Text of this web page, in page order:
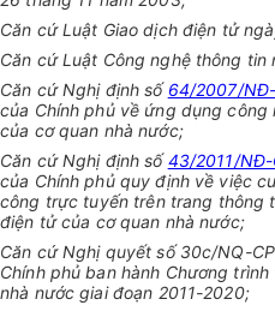
Căn cứ Luật Giao dịch điện tử
Căn cứ Luật Công nghệ thông
Căn cứ Nghị định số 64/2007/
của Chính phủ về ứng dụng
của cơ quan nhà nước;
Căn cứ Nghị định số43/2011/NĐ-
của Chính phủ quy định về việc
công trực tuyến trên trang thông
điện tử của cơ quan nhà nước;
Căn cứ Nghị quyết số 30c/NQ-
Chính phủ ban hành Chương
nhà nước giai đoạn 2011-2020;